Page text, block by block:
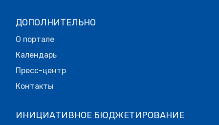
ДОПОЛНИТЕЛЬНО
О портале
Календарь
Пресс-центр
Контакты
ИНИЦИАТИВНОЕ БЮДЖЕТИРОВАНИЕ